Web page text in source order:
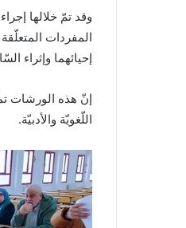
وقد تمّ خلالها
المفردات
إحيائهما وإثراء
إنّ هذه الورشات
اللّغويّة والأدبيّة.